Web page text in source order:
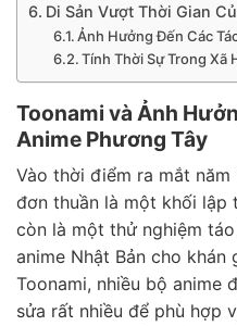
Di Sản Vượt Thời Gian
Ảnh Hưởng Đến Các
Tính Thời Sự Trong Xã
Toonami và Ảnh
Anime Phương Tây
Vào thời điểm ra mắt năm
đơn thuần là một khối lập
còn là một thử nghiệm
anime Nhật Bản cho khán
Toonami, nhiều bộ anime
sửa rất nhiều để phù hợp